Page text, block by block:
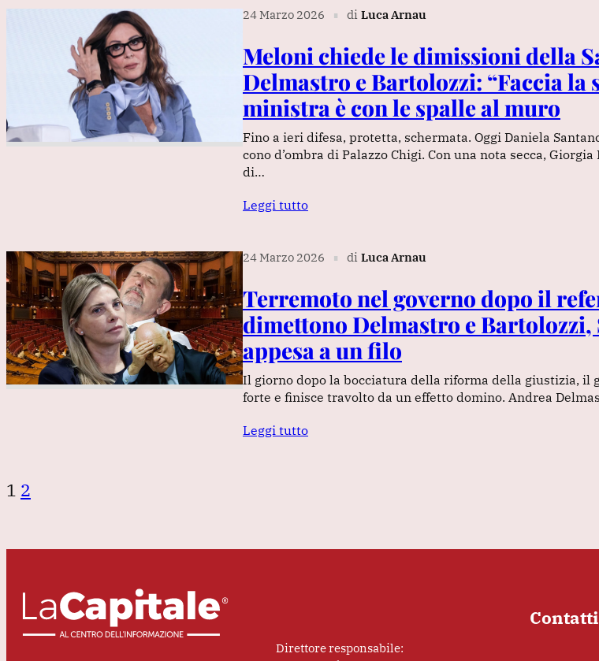
24 Marzo 2026 ∎ di Luca Arnau
Meloni chiede le dimissioni della
Delmastro e Bartolozzi: “Faccia la
ministra è con le spalle al muro
Fino a ieri difesa, protetta, schermata. Oggi Daniela
cono d’ombra di Palazzo Chigi. Con una nota secca,
di…
Leggi tutto
24 Marzo 2026 ∎ di Luca Arnau
Terremoto nel governo dopo il
dimettono Delmastro e Bartolozzi,
appesa a un filo
Il giorno dopo la bocciatura della riforma della giustizia, il
forte e finisce travolto da un effetto domino. Andrea
Leggi tutto
1 2
Direttore responsabile:
Contatti